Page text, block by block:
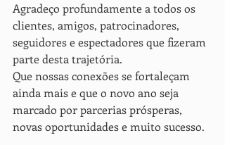
Agradeço profundamente a todos os
clientes, amigos, patrocinadores,
seguidores e espectadores que fizeram
parte desta trajetória.
Que nossas conexões se fortaleçam
ainda mais e que o novo ano seja
marcado por parcerias prósperas,
novas oportunidades e muito sucesso.